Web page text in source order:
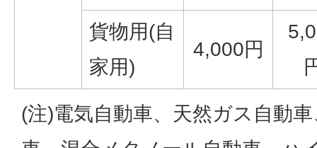
貨物用(自
家用)
4,000円
(注)電気自動車、天然ガス自動